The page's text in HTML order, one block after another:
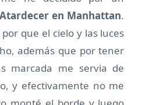
Atardecer en Manhattan.
por que el cielo y las luces
además que por tener
marcada me servia de
y efectivamente no me